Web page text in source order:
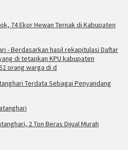
74 Ekor Hewan Ternak di Kabupaten
Terdata Sebagai Penyandang
2 Ton Beras Dijual Murah